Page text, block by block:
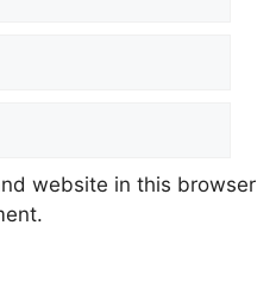
website in this browser